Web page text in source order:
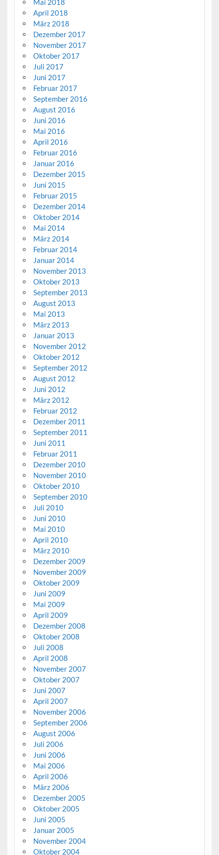
Mai 2018
April 2018
März 2018
Dezember 2017
November 2017
Oktober 2017
Juli 2017
Juni 2017
Februar 2017
September 2016
August 2016
Juni 2016
Mai 2016
April 2016
Februar 2016
Januar 2016
Dezember 2015
Juni 2015
Februar 2015
Dezember 2014
Oktober 2014
Mai 2014
März 2014
Februar 2014
Januar 2014
November 2013
Oktober 2013
September 2013
August 2013
Mai 2013
März 2013
Januar 2013
November 2012
Oktober 2012
September 2012
August 2012
Juni 2012
März 2012
Februar 2012
Dezember 2011
September 2011
Juni 2011
Februar 2011
Dezember 2010
November 2010
Oktober 2010
September 2010
Juli 2010
Juni 2010
Mai 2010
April 2010
März 2010
Dezember 2009
November 2009
Oktober 2009
Juni 2009
Mai 2009
April 2009
Dezember 2008
Oktober 2008
Juli 2008
April 2008
November 2007
Oktober 2007
Juni 2007
April 2007
November 2006
September 2006
August 2006
Juli 2006
Juni 2006
Mai 2006
April 2006
März 2006
Dezember 2005
Oktober 2005
Juni 2005
Januar 2005
November 2004
Oktober 2004